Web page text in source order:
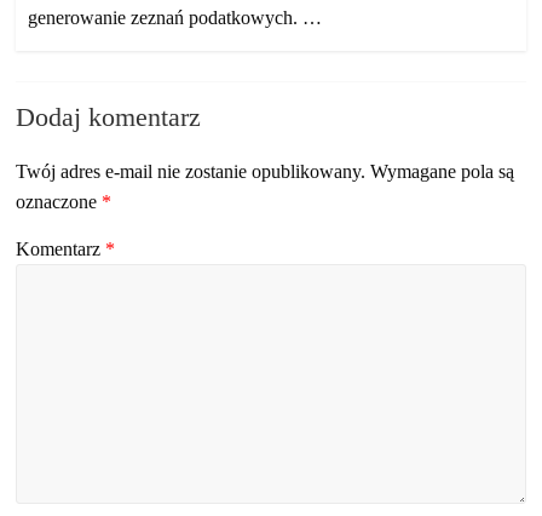
generowanie zeznań podatkowych. …
Dodaj komentarz
Twój adres e-mail nie zostanie opublikowany. Wymagane pola są
oznaczone *
Komentarz *